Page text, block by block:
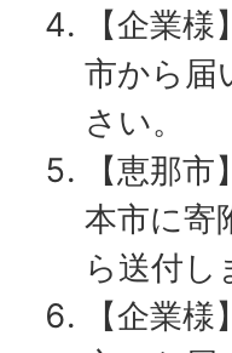
【企業
市から届
さい。
【恵那
本市に寄
ら送付し
【企業